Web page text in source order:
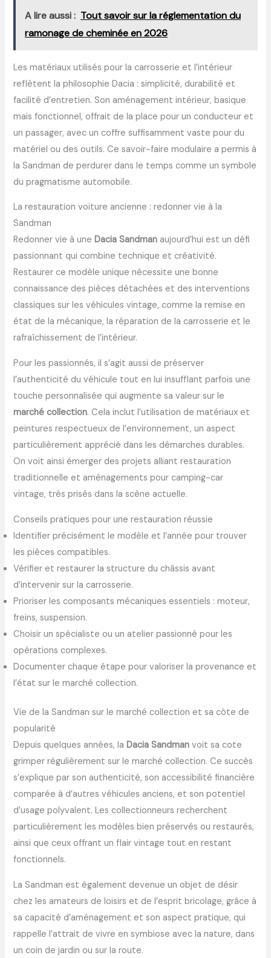
A lire aussi : Tout savoir sur la réglementation du
ramonage de cheminée en 2026
Les matériaux utilisés pour la carrosserie et l’intérieur
reflètent la philosophie Dacia : simplicité, durabilité et
facilité d’entretien. Son aménagement intérieur, basique
mais fonctionnel, offrait de la place pour un conducteur et
un passager, avec un coffre suffisamment vaste pour du
matériel ou des outils. Ce savoir-faire modulaire a permis à
la Sandman de perdurer dans le temps comme un symbole
du pragmatisme automobile.
La restauration voiture ancienne : redonner vie à la
Sandman
Redonner vie à uneDacia Sandman aujourd’hui est un défi
passionnant qui combine technique et créativité.
Restaurer ce modèle unique nécessite une bonne
connaissance des pièces détachées et des interventions
classiques sur les véhicules vintage, comme la remise en
état de la mécanique, la réparation de la carrosserie et le
rafraîchissement de l’intérieur.
Pour les passionnés, il s’agit aussi de préserver
l’authenticité du véhicule tout en lui insufflant parfois une
touche personnalisée qui augmente sa valeur sur le
marché collection. Cela inclut l’utilisation de matériaux et
peintures respectueux de l’environnement, un aspect
particulièrement apprécié dans les démarches durables.
On voit ainsi émerger des projets alliant restauration
traditionnelle et aménagements pour camping-car
vintage, très prisés dans la scène actuelle.
Conseils pratiques pour une restauration réussie
Identifier précisément le modèle et l’année pour trouver
les pièces compatibles.
Vérifier et restaurer la structure du châssis avant
d’intervenir sur la carrosserie.
Prioriser les composants mécaniques essentiels : moteur,
freins, suspension.
Choisir un spécialiste ou un atelier passionné pour les
opérations complexes.
Documenter chaque étape pour valoriser la provenance et
l’état sur le marché collection.
Vie de la Sandman sur le marché collection et sa côte de
popularité
Depuis quelques années, laDacia Sandman voit sa cote
grimper régulièrement sur le marché collection. Ce succès
s’explique par son authenticité, son accessibilité financière
comparée à d’autres véhicules anciens, et son potentiel
d’usage polyvalent. Les collectionneurs recherchent
particulièrement les modèles bien préservés ou restaurés,
ainsi que ceux offrant un flair vintage tout en restant
fonctionnels.
La Sandman est également devenue un objet de désir
chez les amateurs de loisirs et de l’esprit bricolage, grâce à
sa capacité d’aménagement et son aspect pratique, qui
rappelle l’attrait de vivre en symbiose avec la nature, dans
un coin de jardin ou sur la route.